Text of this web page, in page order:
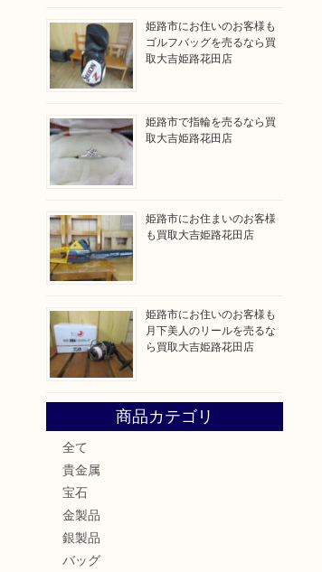
姫路市にお住いのお客様も
ゴルフバッグを売るなら買
取大吉姫路花田店
姫路市で指輪を売るなら買
取大吉姫路花田店
姫路市にお住まいのお客様
も買取大吉姫路花田店
姫路市にお住いのお客様も
月下美人のリールを売るな
ら買取大吉姫路花田店
商品カテゴリ
全て
貴金属
宝石
金製品
銀製品
バッグ